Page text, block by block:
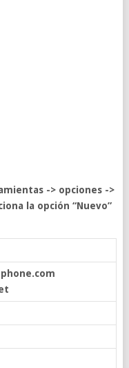
-> opciones ->
la opción “Nuevo”